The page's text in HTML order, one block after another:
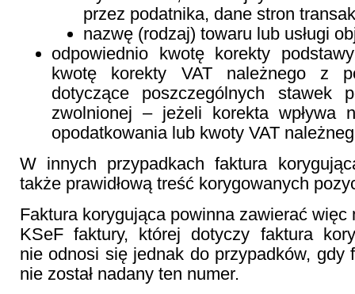
przez podatnika, dane stron
nazwę (rodzaj) towaru lub usługi
odpowiednio kwotę korekty
kwotę korekty VAT należnego z
dotyczące poszczególnych stawek
zwolnionej – jeżeli korekta wpływa
opodatkowania lub kwoty VAT
W innych przypadkach faktura
także prawidłową treść korygowanych
Faktura korygująca powinna zawierać więc
KSeF faktury, której dotyczy faktura
nie odnosi się jednak do przypadków, gdy
nie został nadany ten numer.